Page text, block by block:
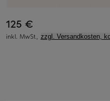
125 €
inkl. MwSt., zzgl. Versandkosten,